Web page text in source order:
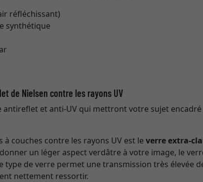
réfléchissant)
synthétique
de Nielsen contre les rayons UV
et anti-UV qui mettront votre sujet encadré
à couches contre les rayons UV est leverre extra-
un léger aspect verdâtre à votre image, le
type de verre permet une transmission très élevée
nettement ressortir.